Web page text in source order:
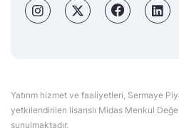
Yatırım hizmet ve faaliyetleri, Sermaye
yetkilendirilen lisanslı Midas Menkul
sunulmaktadır.